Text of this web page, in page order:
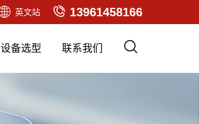
13961458166
英文站
设备选型 联系我们